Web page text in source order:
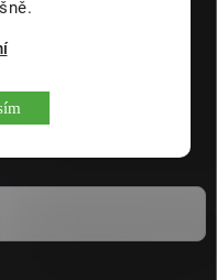
informace o nových